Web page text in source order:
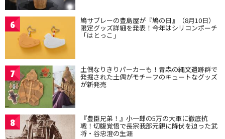
6 鳩サブレーの豊島屋が『鳩の日』（8月10日）
限定グッズ詳細を発表！今年はシリコンポーチ
「はとっこ」
7 土偶なりきりパーカーも！青森の縄文遺跡群で
発掘された土偶がモチーフのキュートなグッズ
が新発売
8 『豊臣兄弟！』小一郎の5万の大軍に徹底抗
戦！切腹覚悟で長宗我部元親に降伏を迫った武
将・谷忠澄の生涯